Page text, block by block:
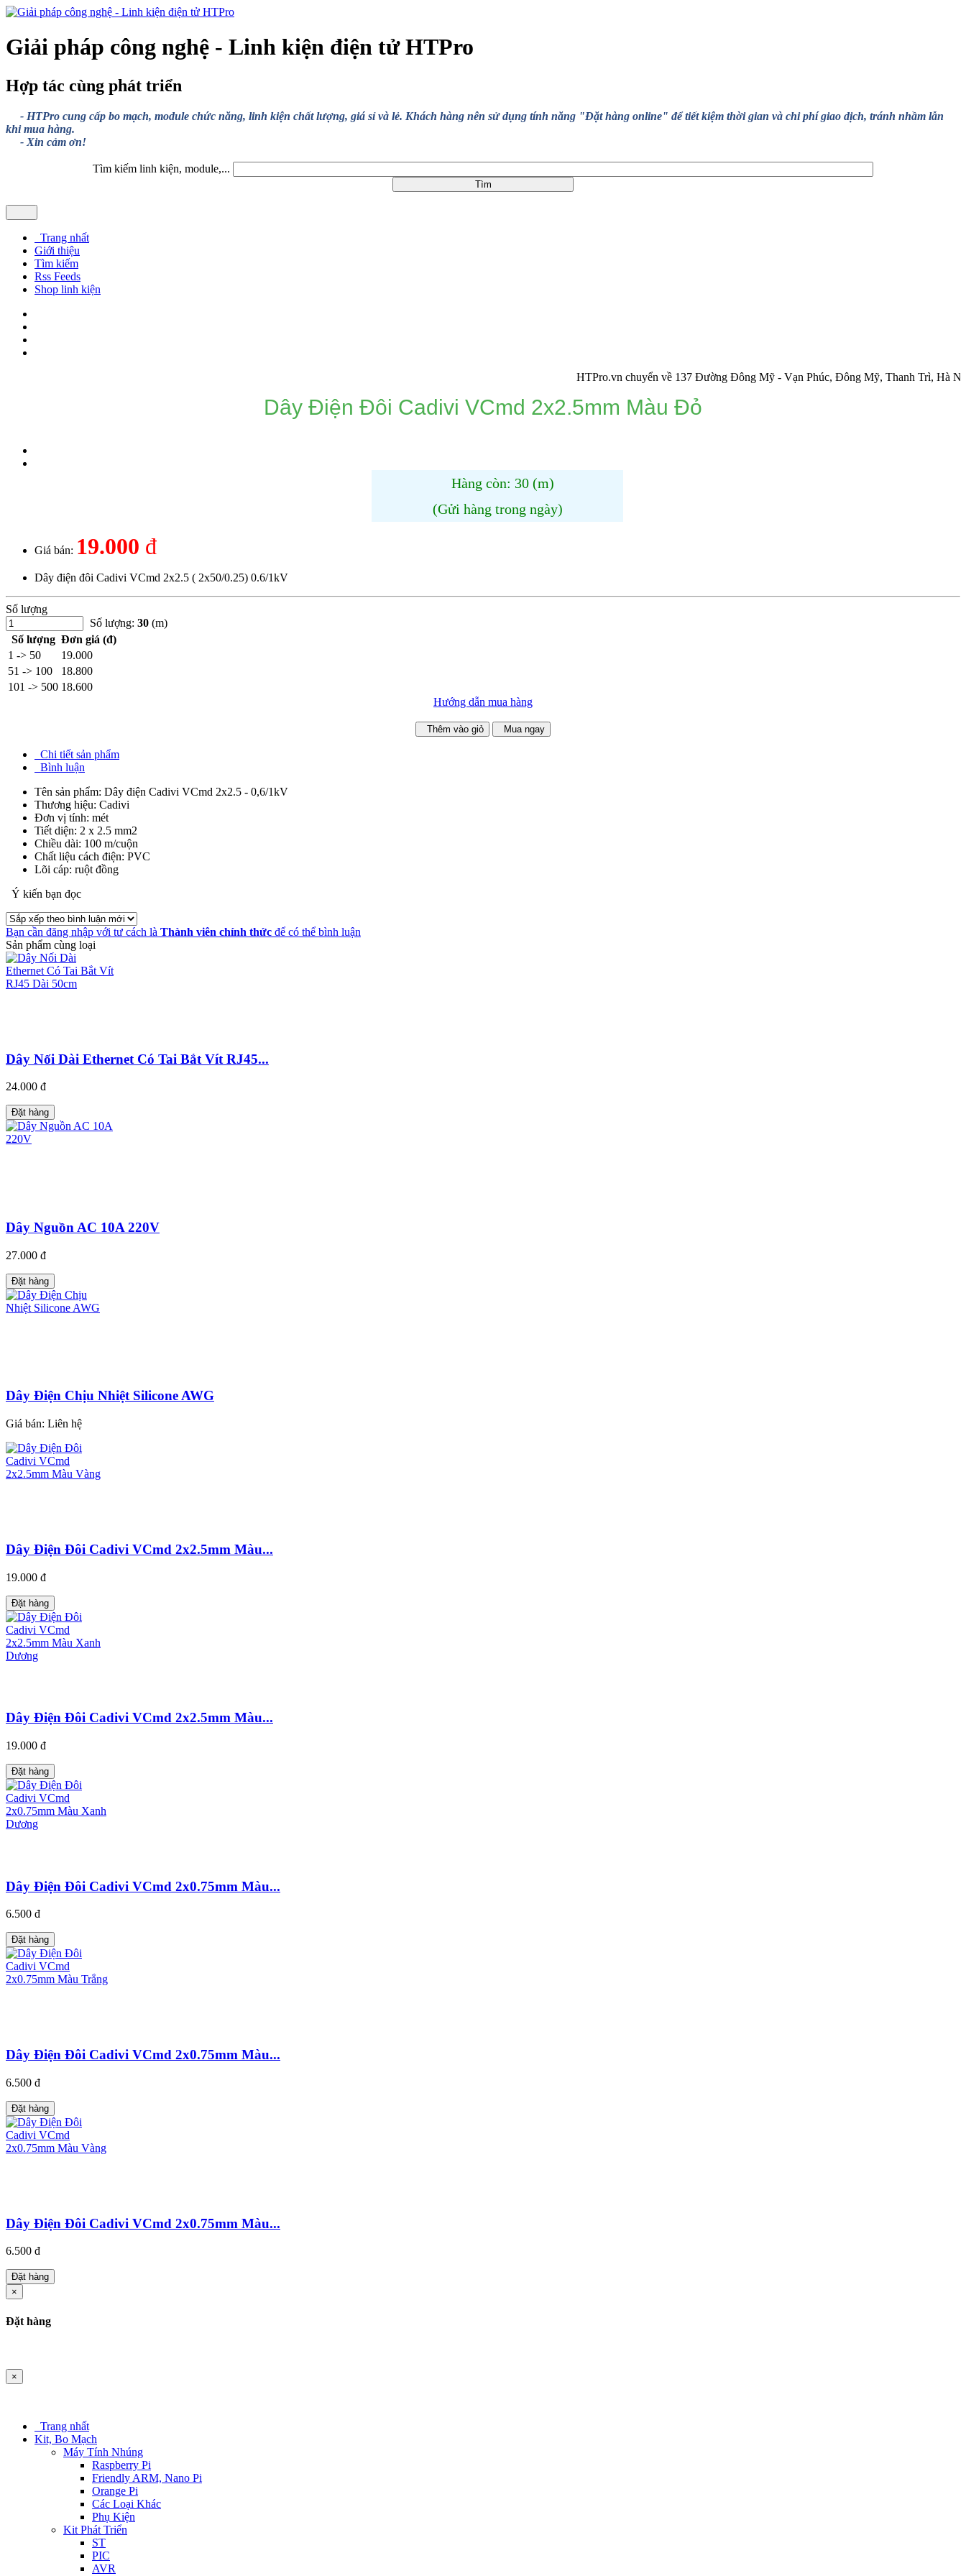
Giải pháp công nghệ - Linh kiện điện tử HTPro
Hợp tác cùng phát triển
- HTPro cung cấp bo mạch, module chức năng, linh kiện chất lượng, giá sỉ và lẻ. Khách hàng nên sử dụng tính năng "Đặt hàng online" để tiết kiệm thời gian và chi phí giao dịch, tránh nhầm lẫn
khi mua hàng.
- Xin cảm ơn!
Tìm kiếm linh kiện, module,...
Trang nhất
Giới thiệu
Tìm kiếm
Rss Feeds
Shop linh kiện
HTPro.vn chuyển về 137 Đường Đông Mỹ - Vạn Phúc, Đông Mỹ, Thanh Trì, Hà Nội.
Dây Điện Đôi Cadivi VCmd 2x2.5mm Màu Đỏ
Hàng còn: 30 (m)
(Gửi hàng trong ngày)
Giá bán: 19.000 đ
Dây điện đôi Cadivi VCmd 2x2.5 ( 2x50/0.25) 0.6/1kV
Số lượng
Số lượng: 30 (m)
Số lượng Đơn giá (đ)
1 -> 50
19.000
51 -> 100
18.800
101 -> 500 18.600
Hướng dẫn mua hàng
Thêm vào giỏ Mua ngay
Chi tiết sản phẩm
Bình luận
Tên sản phẩm: Dây điện Cadivi VCmd 2x2.5 - 0,6/1kV
Thương hiệu: Cadivi
Đơn vị tính: mét
Tiết diện: 2 x 2.5 mm2
Chiều dài: 100 m/cuộn
Chất liệu cách điện: PVC
Lõi cáp: ruột đồng
Ý kiến bạn đọc
Bạn cần đăng nhập với tư cách là Thành viên chính thức để có thể bình luận
Sản phẩm cùng loại
Dây Nối Dài Ethernet Có Tai Bắt Vít RJ45...
24.000 đ
Đặt hàng
Dây Nguồn AC 10A 220V
27.000 đ
Đặt hàng
Dây Điện Chịu Nhiệt Silicone AWG
Giá bán: Liên hệ
Dây Điện Đôi Cadivi VCmd 2x2.5mm Màu...
19.000 đ
Đặt hàng
Dây Điện Đôi Cadivi VCmd 2x2.5mm Màu...
19.000 đ
Đặt hàng
Dây Điện Đôi Cadivi VCmd 2x0.75mm Màu...
6.500 đ
Đặt hàng
Dây Điện Đôi Cadivi VCmd 2x0.75mm Màu...
6.500 đ
Đặt hàng
Dây Điện Đôi Cadivi VCmd 2x0.75mm Màu...
6.500 đ
Đặt hàng
×
Đặt hàng
×
Trang nhất
Kit, Bo Mạch
Máy Tính Nhúng
Raspberry Pi
Friendly ARM, Nano Pi
Orange Pi
Các Loại Khác
Phụ Kiện
Kit Phát Triển
ST
PIC
AVR